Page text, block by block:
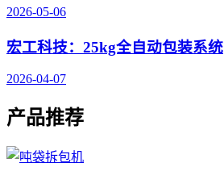
2026-05-06
宏工科技：25kg全自动包装系统
2026-04-07
产品推荐